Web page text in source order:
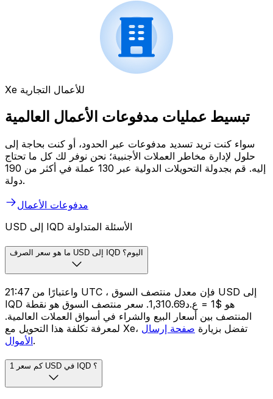
Xe للأعمال التجارية
تبسيط عمليات مدفوعات الأعمال العالمية
سواء كنت تريد تسديد مدفوعات عبر الحدود، أو كنت بحاجة إلى
حلول لإدارة مخاطر العملات الأجنبية؛ نحن نوفر لك كل ما تحتاج
إليه. قم بجدولة التحويلات الدولية عبر 130 عملة في أكثر من 190
دولة.
مدفوعات الأعمال
USD إلى IQD الأسئلة المتداولة
ما هو سعر الصرف USD إلى IQD اليوم؟
واعتبارًا من 21:47 UTC ، فإن معدل منتصف السوق USD إلى
IQD هو $1 = ع.د1,310.69. سعر منتصف السوق هو نقطة
المنتصف بين أسعار البيع والشراء في أسواق العملات العالمية.
لمعرفة تكلفة هذا التحويل مع Xe، تفضل بزيارة صفحة إرسال
الأموال.
كم سعر 1 USD في IQD ؟